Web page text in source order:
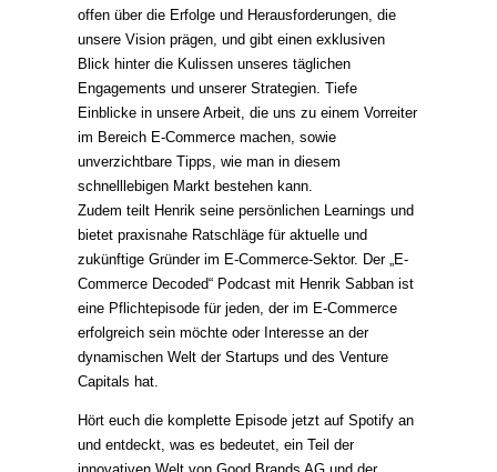
offen über die Erfolge und Herausforderungen, die
unsere Vision prägen, und gibt einen exklusiven
Blick hinter die Kulissen unseres täglichen
Engagements und unserer Strategien. Tiefe
Einblicke in unsere Arbeit, die uns zu einem Vorreiter
im Bereich E-Commerce machen, sowie
unverzichtbare Tipps, wie man in diesem
schnelllebigen Markt bestehen kann.
Zudem teilt Henrik seine persönlichen Learnings und
bietet praxisnahe Ratschläge für aktuelle und
zukünftige Gründer im E-Commerce-Sektor. Der „E-
Commerce Decoded“ Podcast mit Henrik Sabban ist
eine Pflichtepisode für jeden, der im E-Commerce
erfolgreich sein möchte oder Interesse an der
dynamischen Welt der Startups und des Venture
Capitals hat.
Hört euch die komplette Episode jetzt auf Spotify an
und entdeckt, was es bedeutet, ein Teil der